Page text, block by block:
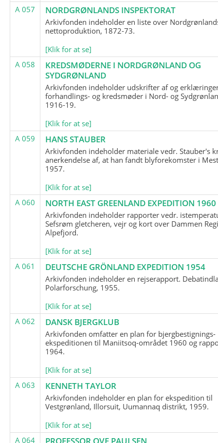
A 057
NORDGRØNLANDS INSPEKTORAT
Arkivfonden indeholder en liste over
nettoproduktion, 1872-73.
[Klik for at se]
A 058
KREDSMØDERNE I NORDGRØNLAND OG
SYDGRØNLAND
Arkivfonden indeholder udskrifter af og
forhandlings- og kredsmøder i Nord- og
1916-19.
[Klik for at se]
A 059
HANS STAUBER
Arkivfonden indeholder materiale vedr. Stauber's
anerkendelse af, at han fandt blyforekomster i
1957.
[Klik for at se]
A 060
NORTH EAST GREENLAND EXPEDITION 1960
Arkivfonden indeholder rapporter vedr.
Sefsrøm gletcheren, vejr og kort over Dammen
Alpefjord.
[Klik for at se]
A 061
DEUTSCHE GRÖNLAND EXPEDITION 1954
Arkivfonden indeholder en rejserapport.
Polarforschung, 1955.
[Klik for at se]
A 062
DANSK BJERGKLUB
Arkivfonden omfatter en plan for bjergbestignings-
ekspeditionen til Maniitsoq-området 1960 og
1964.
[Klik for at se]
A 063
KENNETH TAYLOR
Arkivfonden indeholder en plan for ekspedition til
Vestgrønland, Illorsuit, Uumannaq distrikt, 1959.
[Klik for at se]
A 064
PROFESSOR OVE PAULSEN